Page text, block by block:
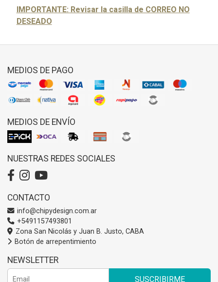
IMPORTANTE: Revisar la casilla de CORREO NO
DESEADO
MEDIOS DE PAGO
MEDIOS DE ENVÍO
NUESTRAS REDES SOCIALES
CONTACTO
info@chipydesign.com.ar
+5491157493801
Zona San Nicolás y Juan B. Justo, CABA
Botón de arrepentimiento
NEWSLETTER
SUSCRIBIRME